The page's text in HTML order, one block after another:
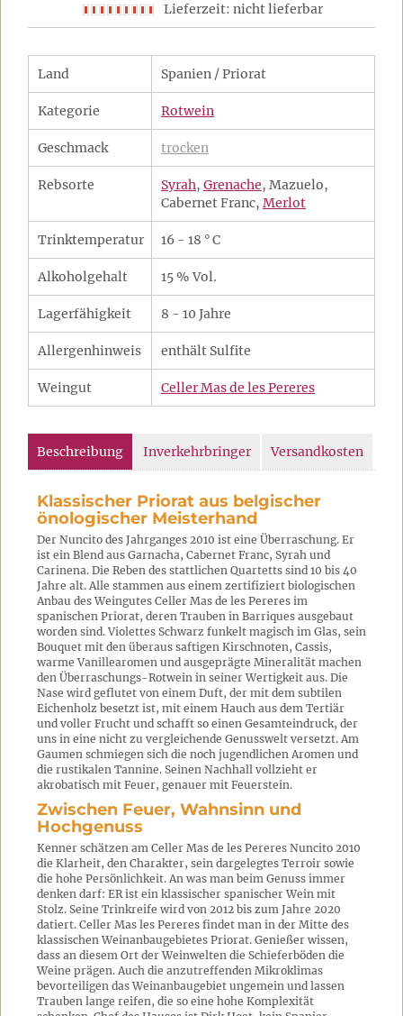
Lieferzeit: nicht lieferbar
Land Spanien / Priorat
Kategorie Rotwein
Geschmack trocken
Rebsorte Syrah, Grenache, Mazuelo,
Cabernet Franc, Merlot
Trinktemperatur 16 - 18 ° C
Alkoholgehalt 15 % Vol.
Lagerfähigkeit 8 - 10 Jahre
Allergenhinweis enthält Sulfite
Weingut Celler Mas de les Pereres
Beschreibung Inverkehrbringer Versandkosten
Klassischer Priorat aus belgischer
önologischer Meisterhand
Der Nuncito des Jahrganges 2010 ist eine Überraschung. Er
ist ein Blend aus Garnacha, Cabernet Franc, Syrah und
Carinena. Die Reben des stattlichen Quartetts sind 10 bis 40
Jahre alt. Alle stammen aus einem zertifiziert biologischen
Anbau des Weingutes Celler Mas de les Pereres im
spanischen Priorat, deren Trauben in Barriques ausgebaut
worden sind. Violettes Schwarz funkelt magisch im Glas, sein
Bouquet mit den überaus saftigen Kirschnoten, Cassis,
warme Vanillearomen und ausgeprägte Mineralität machen
den Überraschungs-Rotwein in seiner Wertigkeit aus. Die
Nase wird geflutet von einem Duft, der mit dem subtilen
Eichenholz besetzt ist, mit einem Hauch aus dem Tertiär
und voller Frucht und schafft so einen Gesamteindruck, der
uns in eine nicht zu vergleichende Genusswelt versetzt. Am
Gaumen schmiegen sich die noch jugendlichen Aromen und
die rustikalen Tannine. Seinen Nachhall vollzieht er
akrobatisch mit Feuer, genauer mit Feuerstein.
Zwischen Feuer, Wahnsinn und
Hochgenuss
Kenner schätzen am Celler Mas de les Pereres Nuncito 2010
die Klarheit, den Charakter, sein dargelegtes Terroir sowie
die hohe Persönlichkeit. An was man beim Genuss immer
denken darf: ER ist ein klassischer spanischer Wein mit
Stolz. Seine Trinkreife wird von 2012 bis zum Jahre 2020
datiert. Celler Mas les Pereres findet man in der Mitte des
klassischen Weinanbaugebietes Priorat. Genießer wissen,
dass an diesem Ort der Weinwelten die Schieferböden die
Weine prägen. Auch die anzutreffenden Mikroklimas
bevorteiligen das Weinanbaugebiet ungemein und lassen
Trauben lange reifen, die so eine hohe Komplexität